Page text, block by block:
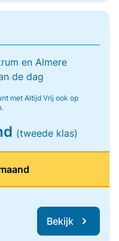
en Almere
de dag
met Altijd Vrij ook op
(tweede klas)
Bekijk